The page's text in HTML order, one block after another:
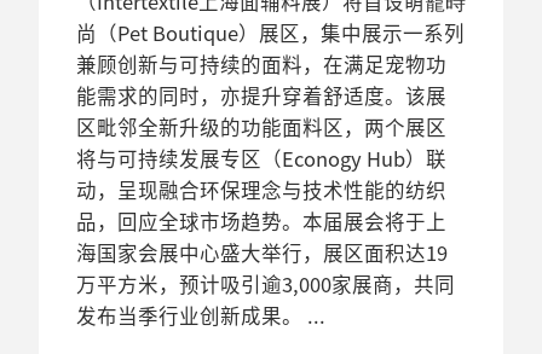
尚（Pet Boutique）展区，集中展示一系列
兼顾创新与可持续的面料，在满足宠物功
能需求的同时，亦提升穿着舒适度。该展
区毗邻全新升级的功能面料区，两个展区
将与可持续发展专区（Econogy Hub）联
动，呈现融合环保理念与技术性能的纺织
品，回应全球市场趋势。本届展会将于上
海国家会展中心盛大举行，展区面积达19
万平方米，预计吸引逾3,000家展商，共同
发布当季行业创新成果。
优势，于可持续发展专区、功能面料区及
场内各处，充分展示相关面料。
2024年12月17日
Intertextile潮流导向委员会揭示最
新流行趋势 以“我-是我”为题打造
2026年春夏时尚
上海，2024年12月17日。我们的世界在迅
速进化，人类和物件的价值和个性却岿然
数码印花专区、功能面料区等。
2023年12月27日
Intertextile 潮流导向委员会 引领行
业进入2025年春夏“起伏跌宕”的
时尚国度
上海，2023 年12月27日。中国国际纺织面
料及辅料（春夏）博览会（Intertextile上海
面辅料展）将以“起伏跌宕”为题，向纺
随着中国年轻一代对环保创新产品的渴求
日增，即将于3月28日至30日在上海国家会
展中心启幕的中国国际纺织面料及辅料
（春夏）博览会 (Intertextile上海面辅料
展)，为供应商进军中国快速增长的市场做
铺垫；同时，全球买家可在可持续发展专
区、跃动牛仔区、功能面料区等产品区域
发掘最新的产品与技术。
2022年12月30日
料（春夏）博览会 （Intertextile上海面辅
料展）、中国国际家用纺织品及辅料（春
夏）博览会（Intertextile上海家纺展）以及
中国国际纺织纱线（春夏）展览会
（yarnexpo春夏纱线展），新展期将另行
公布。
2021年1月7日
2022年春夏面辅料趋势主题为「安
全感」
料、数码印花、辅料以及永不过时的牛仔
面料。此外，展会的同期活动，包括参展
商举办的研讨会，將为观众提供多样化的
体验，深入了解行业最新动向与法规制
度。
2019年1月30日
新参展商将于Intertextile上海面辅
料春夏展的产品专区和国家地区展团
登场